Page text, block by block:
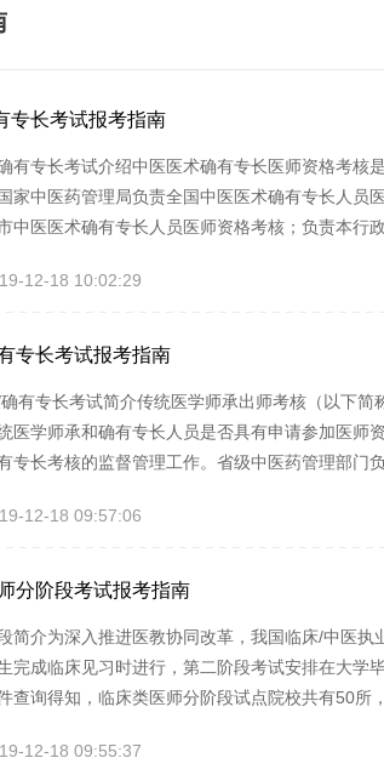
专长考试报考指南
有专长考试介绍中医医术确有专长医师资格考核
家中医药管理局负责全国中医医术确有专长人员
中医医术确有专长人员医师资格考核；负责本行
负责本行政区域内中医医术确有专长人员医师资
12-18 10:02:29
专长考试报考指南
有专长考试简介传统医学师承出师考核（以下
医学师承和确有专长人员是否具有申请参加医
专长考核的监督管理工作。省级中医药管理部门
体负责出师考核和确有专长考核的技术性工作。
12-18 09:57:06
分阶段考试报考指南
简介为深入推进医教协同改革，我国临床/中医
完成临床见习时进行，第二阶段考试安排在大学
查询得知，临床类医师分阶段试点院校共有50
机答题的方式三、发展方向考试合格的发放中医
12-18 09:55:37